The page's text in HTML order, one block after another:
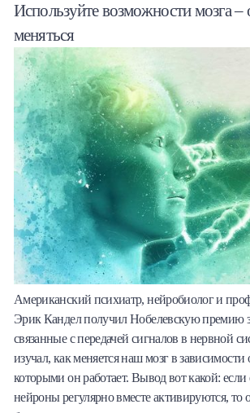
Используйте возможности мозга
меняться
Американский психиатр, нейробиолог и
Эрик Кандел получил Нобелевскую премию
связанные с передачей сигналов в нервной
изучал, как меняется наш мозг в зависимости
которыми он работает. Вывод вот какой:
нейроны регулярно вместе активируются,